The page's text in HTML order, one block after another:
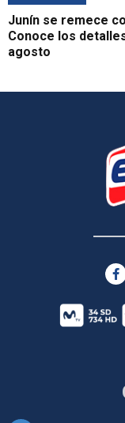
Junín se remece
Conoce los
agosto